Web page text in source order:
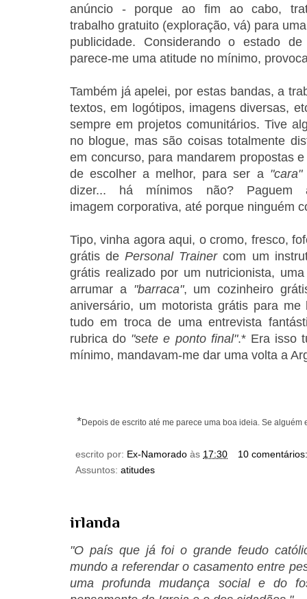
anúncio - porque ao fim ao cabo,
trabalho gratuito (exploração, vá) para
publicidade. Considerando o estado
parece-me uma atitude no mínimo,
Também já apelei, por estas bandas, a
textos, em logótipos, imagens diversas,
sempre em projetos comunitários. Tive
no blogue, mas são coisas totalmente
em concurso, para mandarem propostas
de escolher a melhor, para ser a
dizer... há mínimos não?
imagem corporativa, até porque ninguém
Tipo, vinha agora aqui, o cromo, fresco,
grátis dePersonal Trainercom um
grátis realizado por um nutricionista,
arrumar a "barraca", um cozinheiro
aniversário, um motorista grátis para
tudo em troca de uma entrevista
rubrica do "sete e ponto final".* Era isso
mínimo, mandavam-me dar uma volta a
*Depois de escrito até me parece uma boa ideia. Se
escrito por: Ex-Namorado às 17:30
10
Assuntos: atitudes
irlanda
"O país que já foi o grande feudo
mundo a referendar o casamento entre
uma profunda mudança social e do